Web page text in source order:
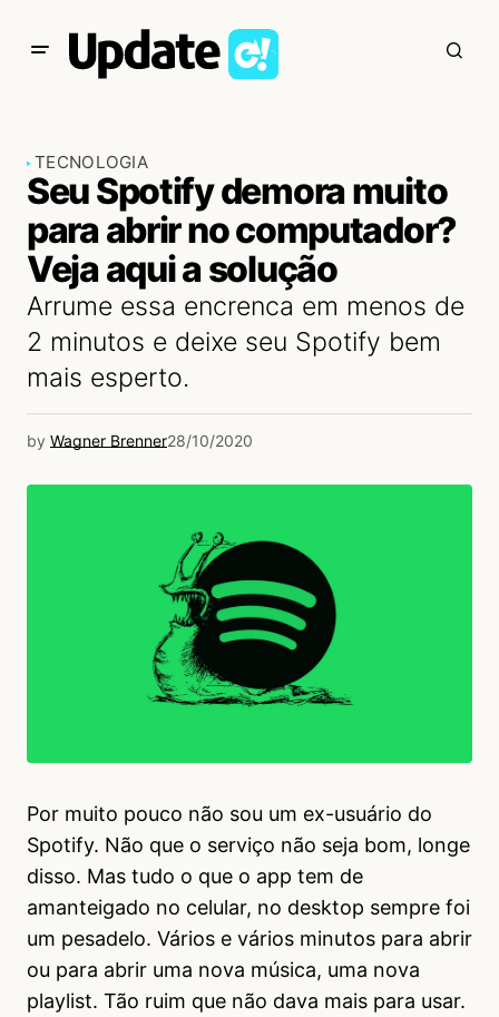
TECNOLOGIA
Seu Spotify demora muito
para abrir no computador?
Veja aqui a solução
Arrume essa encrenca em menos de
2 minutos e deixe seu Spotify bem
mais esperto.
by Wagner Brenner28/10/2020
Por muito pouco não sou um ex-usuário do
Spotify. Não que o serviço não seja bom, longe
disso. Mas tudo o que o app tem de
amanteigado no celular, no desktop sempre foi
um pesadelo. Vários e vários minutos para abrir
ou para abrir uma nova música, uma nova
playlist. Tão ruim que não dava mais para usar.